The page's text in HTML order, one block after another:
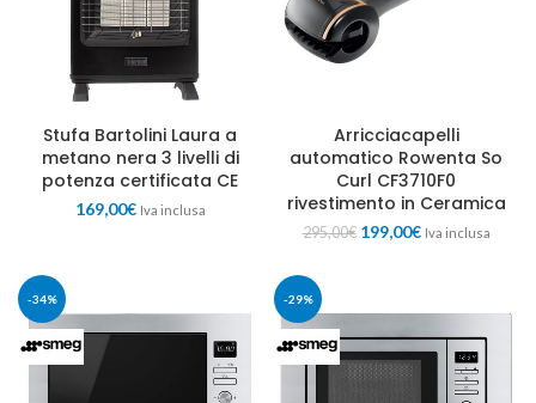
Stufa Bartolini Laura a
metano nera 3 livelli di
potenza certificata CE
169,00€ Iva inclusa
Arricciacapelli
automatico Rowenta So
Curl CF3710F0
rivestimento in Ceramica
295,00€ 199,00€ Iva inclusa
-34% -29%